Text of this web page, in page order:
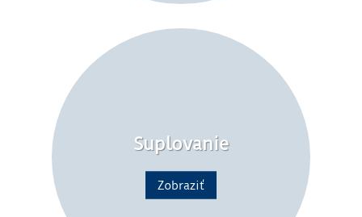
Suplovanie
Zobraziť